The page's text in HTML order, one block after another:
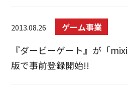
2013.08.26 ゲーム事業
『ダービーゲート』が「
版で事前登録開始!!